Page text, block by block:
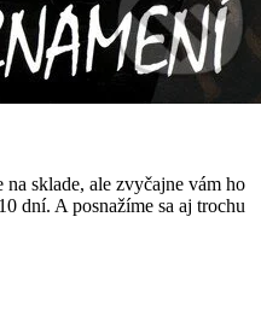
sklade, ale zvyčajne vám ho
dní. A posnažíme sa aj trochu